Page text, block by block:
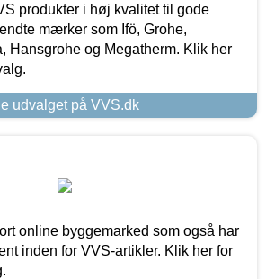
produkter i høj kvalitet til gode
mærker som Ifö, Grohe,
Hansgrohe og Megatherm. Klik her
udvalget på VVS.dk
online byggemarked som også har
inden for VVS-artikler. Klik her for